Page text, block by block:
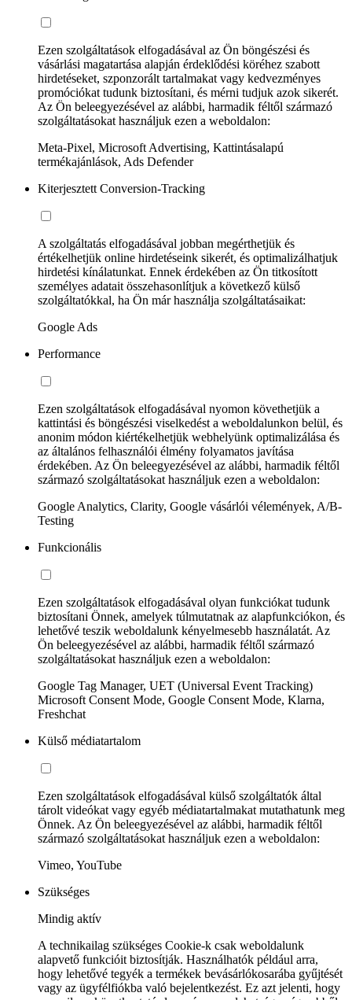
Ezen szolgáltatások elfogadásával az Ön böngészési és
vásárlási magatartása alapján érdeklődési köréhez szabott
hirdetéseket, szponzorált tartalmakat vagy kedvezményes
promóciókat tudunk biztosítani, és mérni tudjuk azok sikerét.
Az Ön beleegyezésével az alábbi, harmadik féltől származó
szolgáltatásokat használjuk ezen a weboldalon:
Meta-Pixel, Microsoft Advertising, Kattintásalapú
termékajánlások, Ads Defender
Kiterjesztett Conversion-Tracking
A szolgáltatás elfogadásával jobban megérthetjük és
értékelhetjük online hirdetéseink sikerét, és optimalizálhatjuk
hirdetési kínálatunkat. Ennek érdekében az Ön titkosított
személyes adatait összehasonlítjuk a következő külső
szolgáltatókkal, ha Ön már használja szolgáltatásaikat:
Google Ads
Performance
Ezen szolgáltatások elfogadásával nyomon követhetjük a
kattintási és böngészési viselkedést a weboldalunkon belül, és
anonim módon kiértékelhetjük webhelyünk optimalizálása és
az általános felhasználói élmény folyamatos javítása
érdekében. Az Ön beleegyezésével az alábbi, harmadik féltől
származó szolgáltatásokat használjuk ezen a weboldalon:
Google Analytics, Clarity, Google vásárlói vélemények, A/B-
Testing
Funkcionális
Ezen szolgáltatások elfogadásával olyan funkciókat tudunk
biztosítani Önnek, amelyek túlmutatnak az alapfunkciókon, és
lehetővé teszik weboldalunk kényelmesebb használatát. Az
Ön beleegyezésével az alábbi, harmadik féltől származó
szolgáltatásokat használjuk ezen a weboldalon:
Google Tag Manager, UET (Universal Event Tracking)
Microsoft Consent Mode, Google Consent Mode, Klarna,
Freshchat
Külső médiatartalom
Ezen szolgáltatások elfogadásával külső szolgáltatók által
tárolt videókat vagy egyéb médiatartalmakat mutathatunk meg
Önnek. Az Ön beleegyezésével az alábbi, harmadik féltől
származó szolgáltatásokat használjuk ezen a weboldalon:
Vimeo, YouTube
Szükséges
Mindig aktív
A technikailag szükséges Cookie-k csak weboldalunk
alapvető funkcióit biztosítják. Használhatók például arra,
hogy lehetővé tegyék a termékek bevásárlókosarába gyűjtését
vagy az ügyfélfiókba való bejelentkezést. Ez azt jelenti, hogy